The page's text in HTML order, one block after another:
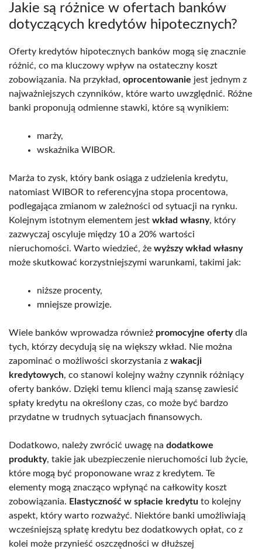
Jakie są różnice w ofertach banków
dotyczących kredytów hipotecznych?
Oferty kredytów hipotecznych banków mogą się znacznie
różnić, co ma kluczowy wpływ na ostateczny koszt
zobowiązania. Na przykład, oprocentowanie jest jednym z
najważniejszych czynników, które warto uwzględnić. Różne
banki proponują odmienne stawki, które są wynikiem:
marży,
wskaźnika WIBOR.
Marża to zysk, który bank osiąga z udzielenia kredytu,
natomiast WIBOR to referencyjna stopa procentowa,
podlegająca zmianom w zależności od sytuacji na rynku.
Kolejnym istotnym elementem jest wkład własny, który
zazwyczaj oscyluje między 10 a 20% wartości
nieruchomości. Warto wiedzieć, że wyższy wkład własny
może skutkować korzystniejszymi warunkami, takimi jak:
niższe procenty,
mniejsze prowizje.
Wiele banków wprowadza również promocyjne ofertydla
tych, którzy decydują się na większy wkład. Nie można
zapominać o możliwości skorzystania z wakacji
kredytowych, co stanowi kolejny ważny czynnik różniący
oferty banków. Dzięki temu klienci mają szansę zawiesić
spłaty kredytu na określony czas, co może być bardzo
przydatne w trudnych sytuacjach finansowych.
Dodatkowo, należy zwrócić uwagę na dodatkowe
produkty, takie jak ubezpieczenie nieruchomości lub życie,
które mogą być proponowane wraz z kredytem. Te
elementy mogą znacząco wpłynąć na całkowity koszt
zobowiązania. Elastyczność w spłacie kredytu to kolejny
aspekt, który warto rozważyć. Niektóre banki umożliwiają
wcześniejszą spłatę kredytu bez dodatkowych opłat, co z
kolei może przynieść oszczędności w dłuższej